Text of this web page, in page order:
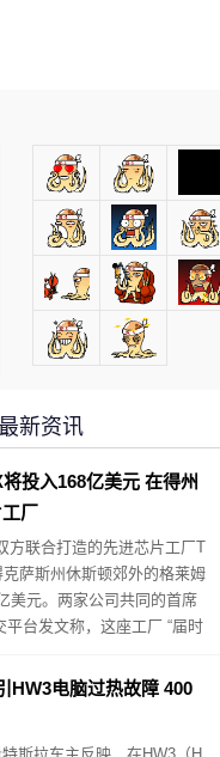
新资讯
投入168亿美元 在得州
厂
方联合打造的先进芯片工厂T
萨斯州休斯顿郊外的格莱姆
美元。两家公司共同的首席
台发文称，这座工厂 “届时
1 亿平方英尺。
HW3电脑过热故障 400